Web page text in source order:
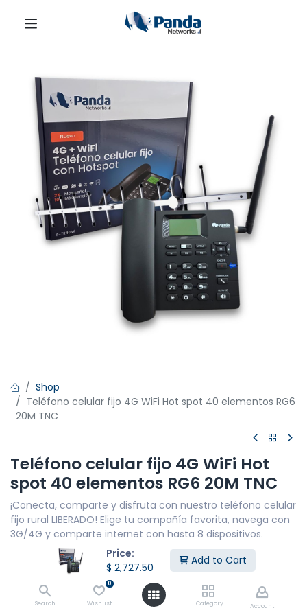
Price:
$ 2,727.50
Add to Cart
Search
0
Wishlist Category Account
Shop
Teléfono celular fijo 4G WiFi Hot spot 40 elementos RG6
20M TNC
Teléfono celular fijo 4G WiFi Hot
spot 40 elementos RG6 20M TNC
¡Conecta, comparte y disfruta con nuestro teléfono celular
fijo rural LIBERADO! Elige tu compañía favorita, navega con
3G/4G y comparte internet con hasta 8 dispositivos.
Características principales del teléfono
– GSM 700/850/900/1800/1900 MhZ WCDMA 850/1900
AWS 1700/2100 Mhz.